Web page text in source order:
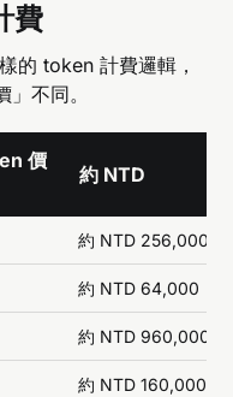
費
的 token 計費邏輯，
不同。
價
約 NTD
約 NTD 256,000
約 NTD 64,000
約 NTD 960,000
約 NTD 160,000